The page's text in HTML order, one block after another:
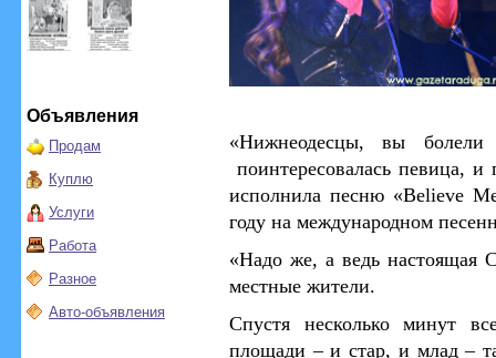
Объявления
Продам
Куплю
Услуги
Работа
Разное
Авто-объявления
«Нижнеодесцы, вы
поинтересовалась певица, и
исполнила песню «Believe
году на международном
«Надо же, а ведь настоящая
местные жители.
Спустя несколько минут
площади– и стар, и млад–